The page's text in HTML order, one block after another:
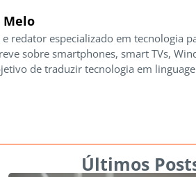
Melo
e redator especializado em tecnologia
sobre smartphones, smart TVs,
de traduzir tecnologia em
Últimos